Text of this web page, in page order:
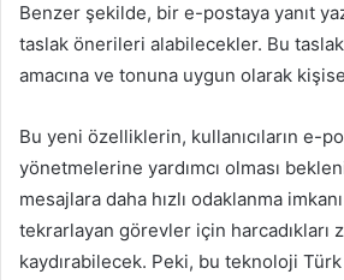
Benzer şekilde, bir e-postaya yanıt
taslak önerileri alabilecekler. Bu
amacına ve tonuna uygun olarak
Bu yeni özelliklerin, kullanıcıların e-
yönetmelerine yardımcı olması
mesajlara daha hızlı odaklanma
tekrarlayan görevler için harcadıkları
kaydırabilecek. Peki, bu teknoloji Türk